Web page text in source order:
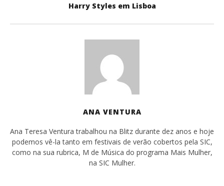
Harry Styles em Lisboa
ANA VENTURA
Ana Teresa Ventura trabalhou na Blitz durante dez anos e hoje
podemos vê-la tanto em festivais de verão cobertos pela SIC,
como na sua rubrica, M de Música do programa Mais Mulher,
na SIC Mulher.